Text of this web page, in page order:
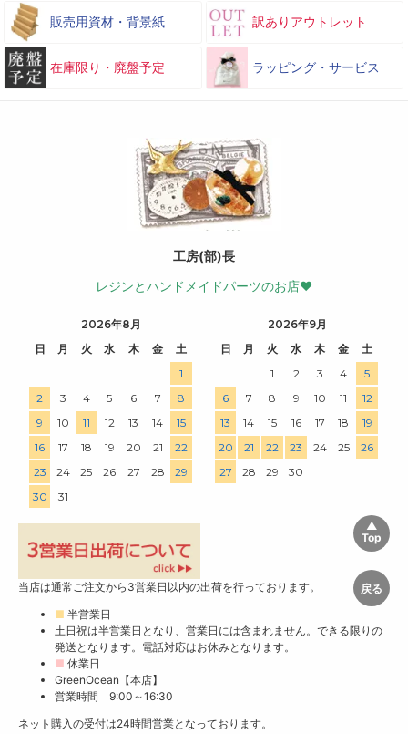
販売用資材・背景紙 訳ありアウトレット
在庫限り・廃盤予定 ラッピング・サービス
工房(部)長
レジンとハンドメイドパーツのお店♥
2026年8月
日
月 火 水 木 金
土
1
2
3 4 5 6 7
8
9
10 11 12 13 14
15
16
17 18 19 20 21
22
23
24 25 26 27 28
29
30
31
2026年9月
日
月 火 水 木 金
土
1
2 3 4
5
6
7 8 9 10 11
12
13
14 15 16 17 18
19
20
21 22 23 24 25
26
27
28 29 30
当店は通常ご注文から3営業日以内の出荷を行っております。
■ 半営業日
土日祝は半営業日となり、営業日には含まれません。できる限りの
発送となります。電話対応はお休みとなります。
■ 休業日
GreenOcean【本店】
営業時間 9:00～16:30
ネット購入の受付は24時間営業となっております。